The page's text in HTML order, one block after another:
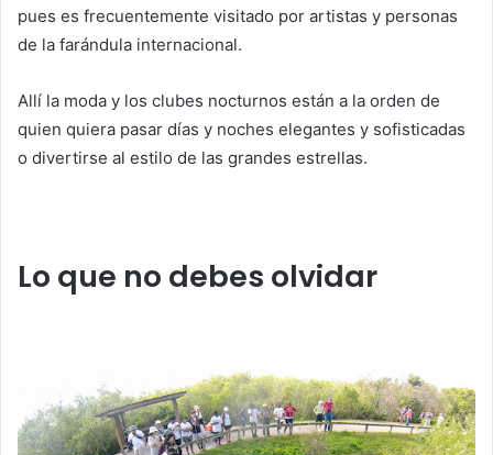
pues es frecuentemente visitado por artistas y personas
de la farándula internacional.
Allí la moda y los clubes nocturnos están a la orden de
quien quiera pasar días y noches elegantes y sofisticadas
o divertirse al estilo de las grandes estrellas.
Lo que no debes olvidar